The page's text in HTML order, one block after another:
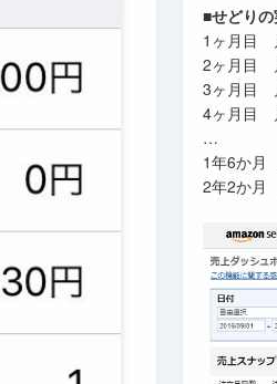
■せどり
1ヶ月目
2ヶ月目
3ヶ月目
4ヶ月目
…
1年6か月
2年2か月